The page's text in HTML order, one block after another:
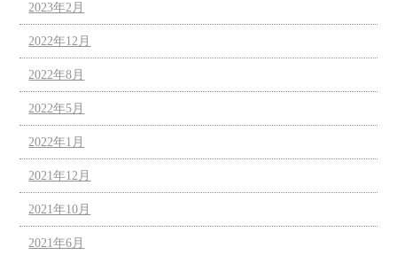
2023年2月
2022年12月
2022年8月
2022年5月
2022年1月
2021年12月
2021年10月
2021年6月